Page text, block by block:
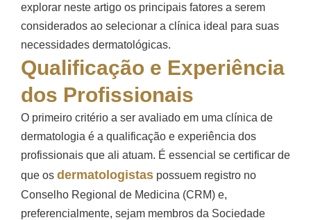
explorar neste artigo os principais fatores a serem
considerados ao selecionar a clínica ideal para suas
necessidades dermatológicas.
Qualificação e Experiência
dos Profissionais
O primeiro critério a ser avaliado em uma clínica de
dermatologia é a qualificação e experiência dos
profissionais que ali atuam. É essencial se certificar de
que os dermatologistas possuem registro no
Conselho Regional de Medicina (CRM) e,
preferencialmente, sejam membros da Sociedade